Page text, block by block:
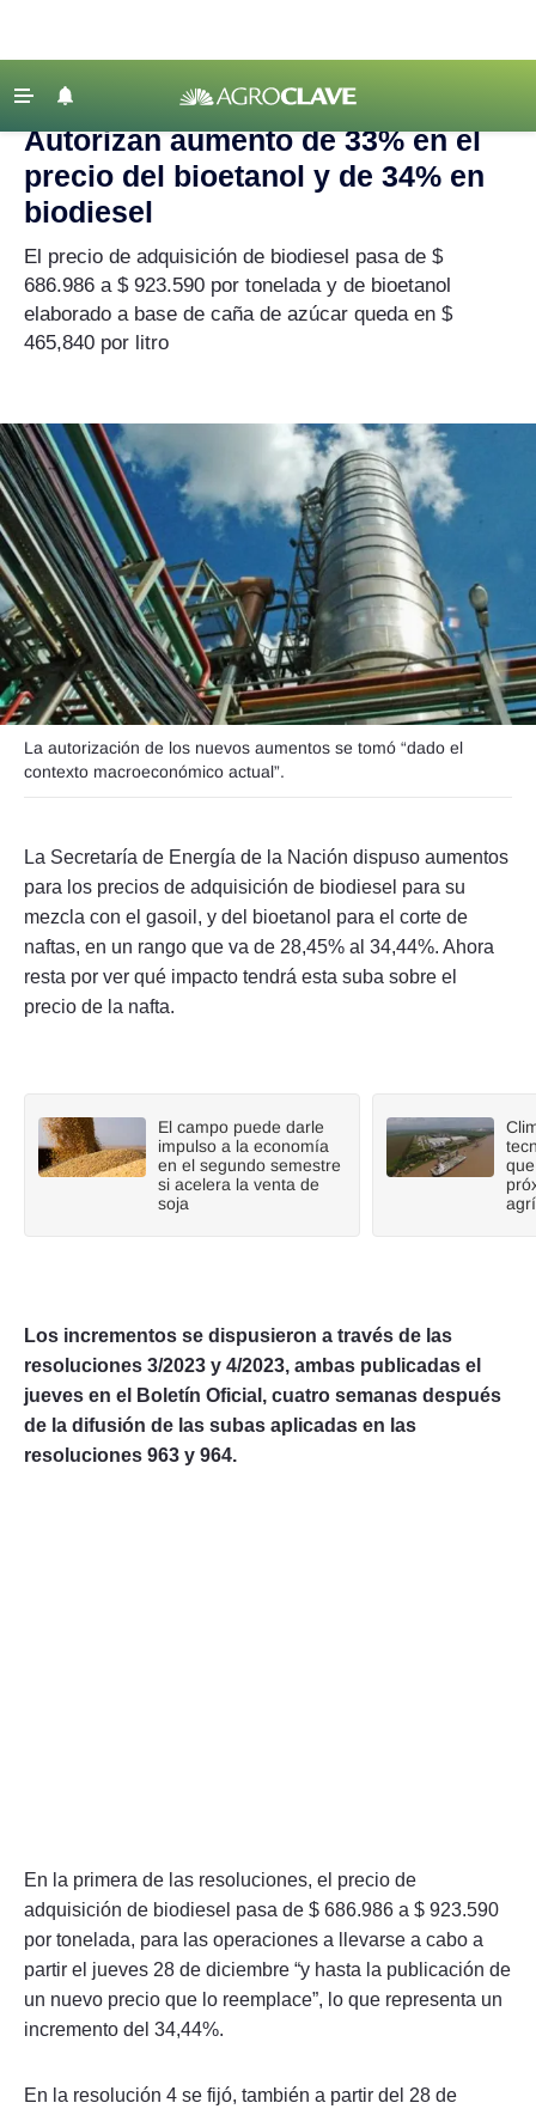
Agricultura
Ganadería
Lechería
Tecnología
Maquinaria agrícola
Clima
Agronegocios
Mercados
Seguinos
‹ VOLVER
Agroclave Actualidad | bioetanol
Autorizan aumento de 33% en el
precio del bioetanol y de 34% en
biodiesel
El precio de adquisición de biodiesel pasa de $
686.986 a $ 923.590 por tonelada y de bioetanol
elaborado a base de caña de azúcar queda en $
465,840 por litro
La autorización de los nuevos aumentos se tomó “dado el
contexto macroeconómico actual”.
La Secretaría de Energía de la Nación dispuso aumentos
para los precios de adquisición de biodiesel para su
mezcla con el gasoil, y del bioetanol para el corte de
naftas, en un rango que va de 28,45% al 34,44%. Ahora
resta por ver qué impacto tendrá esta suba sobre el
precio de la nafta.
El campo puede darle
impulso a la economía
en el segundo semestre
si acelera la venta de
soja
Los incrementos se dispusieron a través de las
resoluciones 3/2023 y 4/2023, ambas publicadas el
jueves en el Boletín Oficial, cuatro semanas después
de la difusión de las subas aplicadas en las
resoluciones 963 y 964.
En la primera de las resoluciones, el precio de
adquisición de biodiesel pasa de $ 686.986 a $ 923.590
por tonelada, para las operaciones a llevarse a cabo a
partir el jueves 28 de diciembre “y hasta la publicación de
un nuevo precio que lo reemplace”, lo que representa un
incremento del 34,44%.
En la resolución 4 se fijó, también a partir del 28 de